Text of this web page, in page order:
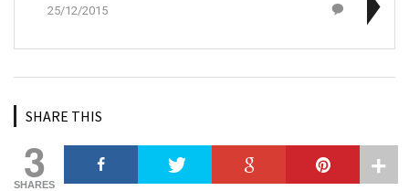
25/12/2015
SHARE THIS
3
SHARES